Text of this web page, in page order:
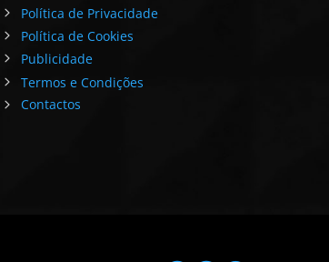
Política de Privacidade
Política de Cookies
Publicidade
Termos e Condições
Contactos